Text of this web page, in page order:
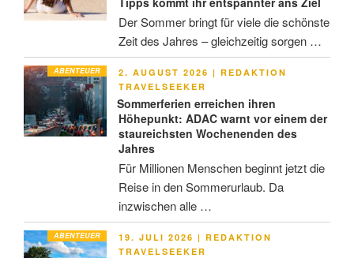
Der Sommer bringt für viele die schönste
Zeit des Jahres – gleichzeitig sorgen …
ABENTEUER
VERÖFFENTLICHT
AM
2. AUGUST 2026 | REDAKTION
TRAVELSEEKER
Sommerferien erreichen ihren
Höhepunkt: ADAC warnt vor einem der
staureichsten Wochenenden des
Jahres
Für Millionen Menschen beginnt jetzt die
Reise in den Sommerurlaub. Da
inzwischen alle …
ABENTEUER
VERÖFFENTLICHT
AM
19. JULI 2026 | REDAKTION
TRAVELSEEKER